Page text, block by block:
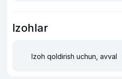
Izohlar
Izoh qoldirish uchun, avval